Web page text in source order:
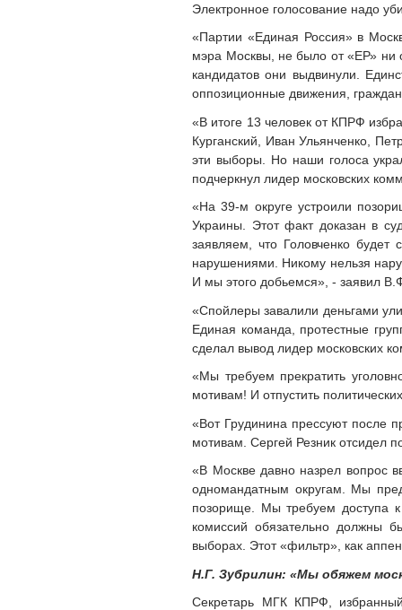
Электронное голосование надо
«Партии «Единая Россия» в
мэра Москвы, не было от «ЕР» ни
кандидатов они выдвинули.
оппозиционные движения,
«В итоге 13 человек от КПРФ
Курганский, Иван Ульянченко,
эти выборы. Но наши голоса
подчеркнул лидер московских
«На 39-м округе устроили
Украины. Этот факт доказан в
заявляем, что Головченко
нарушениями. Никому нельзя
И мы этого добьемся», - заявил
«Спойлеры завалили деньгами
Единая команда, протестные
сделал вывод лидер московских
«Мы требуем прекратить
мотивам! И отпустить
«Вот Грудинина прессуют после
мотивам. Сергей Резник отсидел
«В Москве давно назрел вопрос
одномандатным округам. Мы
позорище. Мы требуем доступа
комиссий обязательно должны
выборах. Этот «фильтр», как
Н.Г. Зубрилин: «Мы обяжем
Секретарь МГК КПРФ,